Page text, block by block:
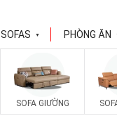
SOFAS ▼ PHÒNG ĂN
SOFA GIƯỜNG